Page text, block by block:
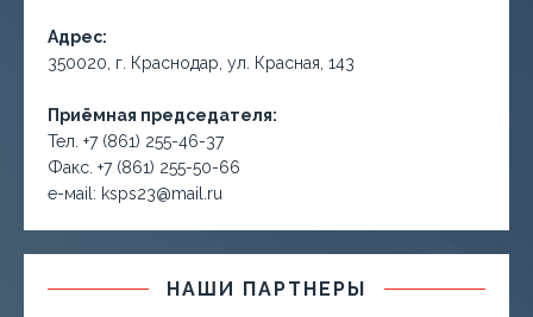
Адрес:
350020, г. Краснодар, ул. Красная, 143
Приёмная председателя:
Тел. +7 (861) 255-46-37
Факс. +7 (861) 255-50-66
е-маil: ksps23@mail.ru
НАШИ ПАРТНЕРЫ